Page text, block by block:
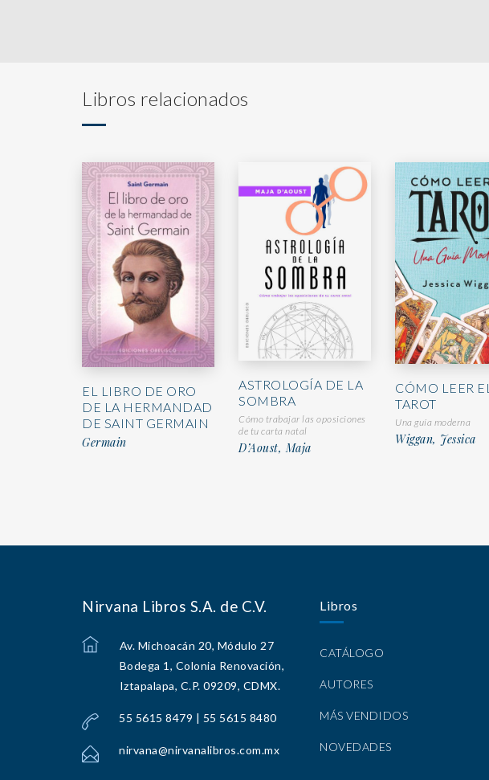
Libros relacionados
EL LIBRO DE ORO
DE LA HERMANDAD
DE SAINT GERMAIN
Germain
ASTROLOGÍA DE LA
SOMBRA
Cómo trabajar las oposiciones
de tu carta natal
D’Aoust, Maja
CÓMO LEER EL
TAROT
Una guía moderna
Wiggan, Jessica
Nirvana Libros S.A. de C.V.
Av. Michoacán 20, Módulo 27
Bodega 1, Colonia Renovación,
Iztapalapa, C.P. 09209, CDMX.
55 5615 8479 | 55 5615 8480
nirvana@nirvanalibros.com.mx
Libros
CATÁLOGO
AUTORES
MÁS VENDIDOS
NOVEDADES